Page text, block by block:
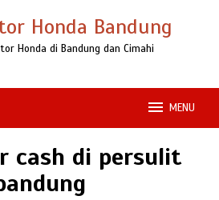
Honda Bandung
Honda di Bandung dan Cimahi
MENU
cash di persulit